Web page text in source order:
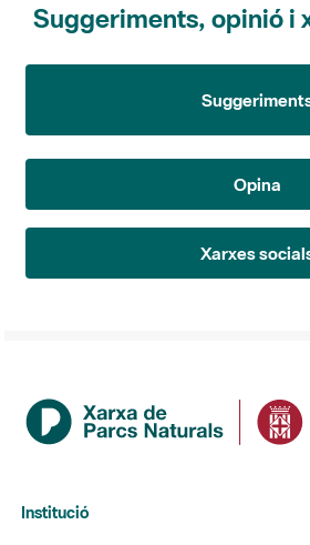
Suggeriments, opinió i
Opina
Xarxes
Institució